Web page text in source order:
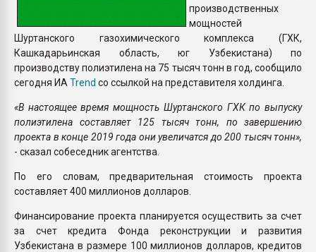
производственных
мощностей
Шуртанского газохимического комплекса (ГХК,
Кашкадарьинская область, юг Узбекистана) по
производству полиэтилена на 75 тысяч тонн в год, сообщило
сегодня ИА Trend со ссылкой на представителя холдинга.
«В настоящее время мощность Шуртанского ГХК по выпуску
полиэтилена составляет 125 тысяч тонн, по завершению
проекта в конце 2019 года они увеличатся до 200 тысяч тонн»,
- сказал собеседник агентства.
По его словам, предварительная стоимость проекта
составляет 400 миллионов долларов.
Финансирование проекта планируется осуществить за счет
за счет кредита Фонда реконструкции и развития
Узбекистана в размере 100 миллионов долларов, кредитов